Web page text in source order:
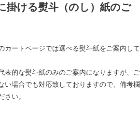
掛ける熨斗（のし）紙のご
カートページでは選べる熨斗紙をご案内して
表的な熨斗紙のみのご案内になりますが、ご
い場合でも対応致しておりますので、備考欄
い。